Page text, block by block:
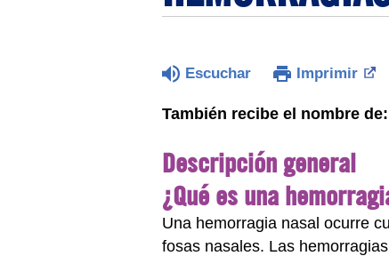
Escuchar Imprimir
También recibe el nombre
Descripción general
¿Qué es una
Una hemorragia nasal ocurre
fosas nasales. Las